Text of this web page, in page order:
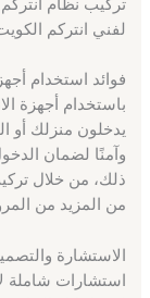
لفني انتركم
فوائد استخدام
باستخدام أجهزة
يدخلون منزلك أو
وآمنًا لضمان
ذلك، من خلال
من المزيد من
الاستشارة
استشارات شاملة